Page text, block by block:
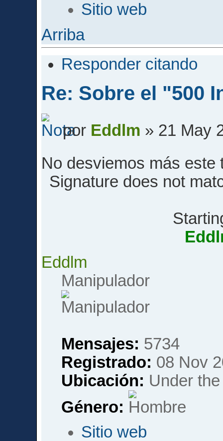
Sitio web
Arriba
Responder citando
Re: Sobre el "500
por Eddlm » 21 May
No desviemos más
Signature does not
Eddlm
Manipulador
Mensajes: 5734
Registrado: 08 Nov
Ubicación: Under
Género:
Sitio web